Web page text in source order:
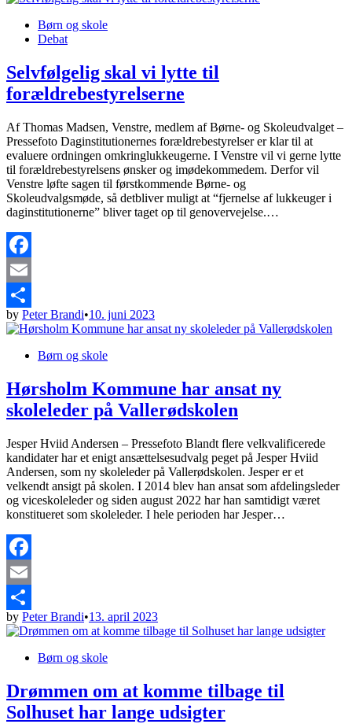
PostedBørn og skole
Debat
Selvfølgelig skal vi lytte til
forældrebestyrelserne
Af Thomas Madsen, Venstre, medlem af Børne- og Skoleudvalget –
Pressefoto Daginstitutionernes forældrebestyrelser er klar til at
evaluere ordningen omkringlukkeugerne. I Venstre vil vi gerne lytte
til forældrebestyrelsens ønsker og imødekommedem. Derfor vil
Venstre løfte sagen til førstkommende Børne- og
Skoleudvalgsmøde, så detbliver muligt at “fjernelse af lukkeuger i
daginstitutionerne” bliver taget op til genovervejelse.…
Facebook
Email
Share
by Peter Brandi•10. juni 2023
PostedBørn og skole
Hørsholm Kommune har ansat ny
skoleleder på Vallerødskolen
Jesper Hviid Andersen – Pressefoto Blandt flere velkvalificerede
kandidater har et enigt ansættelsesudvalg peget på Jesper Hviid
Andersen, som ny skoleleder på Vallerødskolen. Jesper er et
velkendt ansigt på skolen. I 2014 blev han ansat som afdelingsleder
og viceskoleleder og siden august 2022 har han samtidigt været
konstitueret som skoleleder. I hele perioden har Jesper…
Facebook
Email
Share
by Peter Brandi•13. april 2023
PostedBørn og skole
Drømmen om at komme tilbage til
Solhuset har lange udsigter